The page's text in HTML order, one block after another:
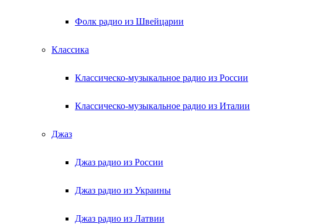
Фолк радио из Швейцарии
Классика
Классическо-музыкальное радио из России
Классическо-музыкальное радио из Италии
Джаз
Джаз радио из России
Джаз радио из Украины
Джаз радио из Латвии